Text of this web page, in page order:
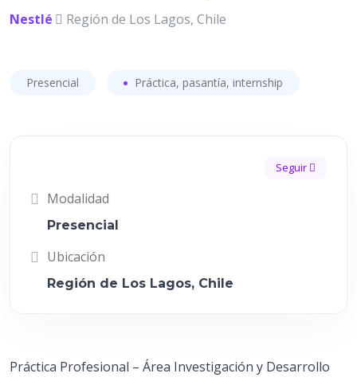
Nestlé Región de Los Lagos, Chile
Presencial Práctica, pasantía, internship
Seguir
Modalidad
Presencial
Ubicación
Región de Los Lagos, Chile
Práctica Profesional – Área Investigación y Desarrollo